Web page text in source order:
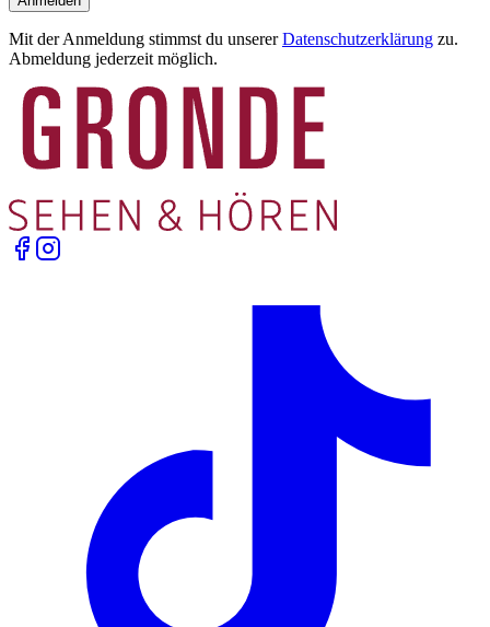
Mit der Anmeldung stimmst du unserer Datenschutzerklärung zu.
Abmeldung jederzeit möglich.